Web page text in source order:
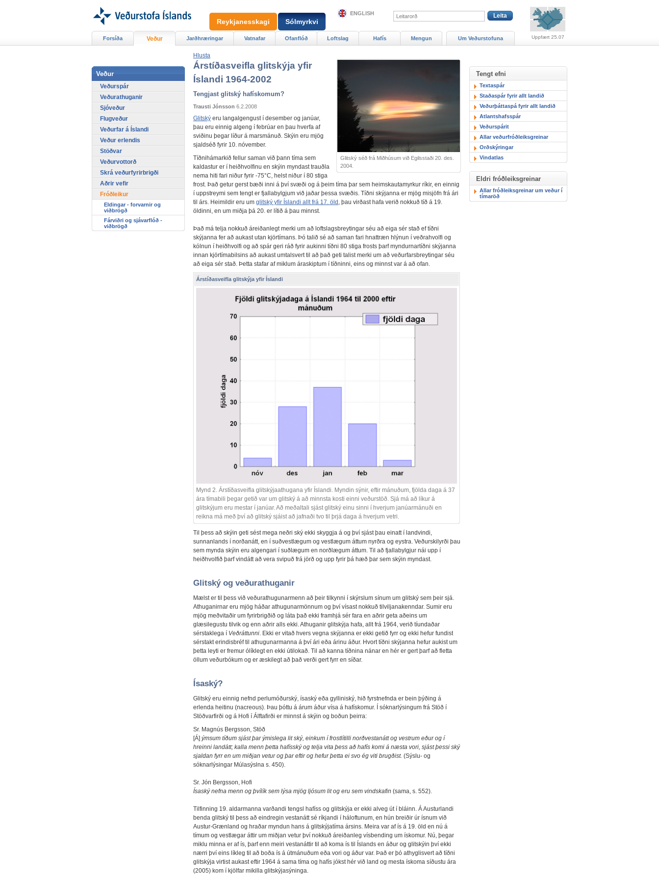
Hlusta
Glitský séð frá Miðhúsum við Egilsstaði 20. des.
2004.
Árstíðasveifla glitskýja yfir
Íslandi 1964-2002
Tengjast glitský hafískomum?
Trausti Jónsson 6.2.2008
Glitský eru langalgengust í desember og janúar,
þau eru einnig algeng í febrúar en þau hverfa af
sviðinu þegar líður á marsmánuð. Skýin eru mjög
sjaldséð fyrir 10. nóvember.
Tíðnihámarkið fellur saman við þann tíma sem
kaldastur er í heiðhvolfinu en skýin myndast trauðla
nema hiti fari niður fyrir -75°C, helst niður í 80 stiga
frost. Það getur gerst bæði inni á því svæði og á þeim tíma þar sem heimskautamyrkur ríkir, en einnig
í uppstreymi sem tengt er fjallabylgjum við jaðar þessa svæðis. Tíðni skýjanna er mjög misjöfn frá ári
til árs. Heimildir eru um glitský yfir Íslandi allt frá 17. öld , þau virðast hafa verið nokkuð tíð á 19.
öldinni, en um miðja þá 20. er lítið á þau minnst.
Það má telja nokkuð áreiðanlegt merki um að loftslagsbreytingar séu að eiga sér stað ef tíðni
skýjanna fer að aukast utan kjörtímans. Þó talið sé að saman fari hnattræn hlýnun í veðrahvolfi og
kólnun í heiðhvolfi og að spár geri ráð fyrir aukinni tíðni 80 stiga frosts þarf myndurnartíðni skýjanna
innan kjörtímabilsins að aukast umtalsvert til að það geti talist merki um að veðurfarsbreytingar séu
að eiga sér stað. Þetta stafar af miklum áraskiptum í tíðninni, eins og minnst var á að ofan.
Árstíðasveifla glitskýja yfir Íslandi
Mynd 2. Árstíðasveifla glitskýjaathugana yfir Íslandi. Myndin sýnir, eftir mánuðum, fjölda daga á 37
ára tímabili þegar getið var um glitský á að minnsta kosti einni veðurstöð. Sjá má að líkur á
glitskýjum eru mestar í janúar. Að meðaltali sjást glitský einu sinni í hverjum janúarmánuði en
reikna má með því að glitský sjáist að jafnaði tvo til þrjá daga á hverjum vetri.
Til þess að skýin geti sést mega neðri ský ekki skyggja á og því sjást þau einatt í landvindi,
sunnanlands í norðanátt, en í suðvestlægum og vestlægum áttum nyrðra og eystra. Veðurskilyrði þau
sem mynda skýin eru algengari í suðlægum en norðlægum áttum. Til að fjallabylgjur nái upp í
heiðhvolfið þarf vindátt að vera svipuð frá jörð og upp fyrir þá hæð þar sem skýin myndast.
Glitský og veðurathuganir
Mælst er til þess við veðurathugunarmenn að þeir tilkynni í skýrslum sínum um glitský sem þeir sjá.
Athuganirnar eru mjög háðar athugunarmönnum og því vísast nokkuð tilviljanakenndar. Sumir eru
mjög meðvitaðir um fyrirbrigðið og láta það ekki framhjá sér fara en aðrir geta aðeins um
glæsilegustu tilvik og enn aðrir alls ekki. Athuganir glitskýja hafa, allt frá 1964, verið tíundaðar
sérstaklega í Veðráttunni. Ekki er vitað hvers vegna skýjanna er ekki getið fyrr og ekki hefur fundist
sérstakt erindisbréf til athugunarmanna á því ári eða árinu áður. Hvort tíðni skýjanna hefur aukist um
þetta leyti er fremur ólíklegt en ekki útilokað. Til að kanna tíðnina nánar en hér er gert þarf að fletta
öllum veðurbókum og er æskilegt að það verði gert fyrr en síðar.
Ísaský?
Glitský eru einnig nefnd perlumóðurský, ísaský eða gylliniský, hið fyrstnefnda er bein þýðing á
erlenda heitinu (nacreous). Þau þóttu á árum áður vísa á hafískomur. Í sóknarlýsingum frá Stöð í
Stöðvarfirði og á Hofi í Álftafirði er minnst á skýin og boðun þeirra:
Sr. Magnús Bergsson, Stöð
[Á] ýmsum tíðum sjást þar ýmislega lit ský, einkum í frostlítilli norðvestanátt og vestrum eður og í
hreinni landátt; kalla menn þetta hafísský og telja vita þess að hafís komi á næsta vori, sjást þessi ský
sjaldan fyrr en um miðjan vetur og þar eftir og hefur þetta ei svo ég viti brugðist. (Sýslu- og
sóknarlýsingar Múlasýslna s. 450).
Sr. Jón Bergsson, Hofi
Ísaský nefna menn og þvílík sem lýsa mjög ljósum lit og eru sem vindskafin (sama, s. 552).
Tilfinning 19. aldarmanna varðandi tengsl hafíss og glitskýja er ekki alveg út í bláinn. Á Austurlandi
benda glitský til þess að eindregin vestanátt sé ríkjandi í háloftunum, en hún breiðir úr ísnum við
Austur-Grænland og hraðar myndun hans á glitskýjatíma ársins. Meira var af ís á 19. öld en nú á
tímum og vestlægar áttir um miðjan vetur því nokkuð áreiðanleg vísbending um ískomur. Nú, þegar
miklu minna er af ís, þarf enn meiri vestanáttir til að koma ís til Íslands en áður og glitskýin því ekki
nærri því eins líkleg til að boða ís á útmánuðum eða vori og áður var. Það er þó athyglisvert að tíðni
glitskýja virtist aukast eftir 1964 á sama tíma og hafís jókst hér við land og mesta ískoma síðustu ára
(2005) kom í kjölfar mikilla glitskýjasýninga.
Tengt efni
Textaspár
Staðaspár fyrir allt landið
Veðurþáttaspá fyrir allt landið
Atlantshafsspár
Veðurspárit
Allar veðurfróðleiksgreinar
Orðskýringar
Vindatlas
Eldri fróðleiksgreinar
Allar fróðleiksgreinar um veður í
tímaröð
Forsíða Veður Jarðhræringar Vatnafar Ofanflóð Loftslag Hafís Mengun Um Veðurstofuna
Veður
Veðurspár
Veðurathuganir
Sjóveður
Flugveður
Veðurfar á Íslandi
Veður erlendis
Stöðvar
Veðurvottorð
Skrá veðurfyrirbrigði
Aðrir vefir
Fróðleikur
Eldingar - forvarnir og
viðbrögð
Fárviðri og sjávarflóð -
viðbrögð
Uppfært 25.07
Reykjanesskagi Sólmyrkvi
ENGLISH